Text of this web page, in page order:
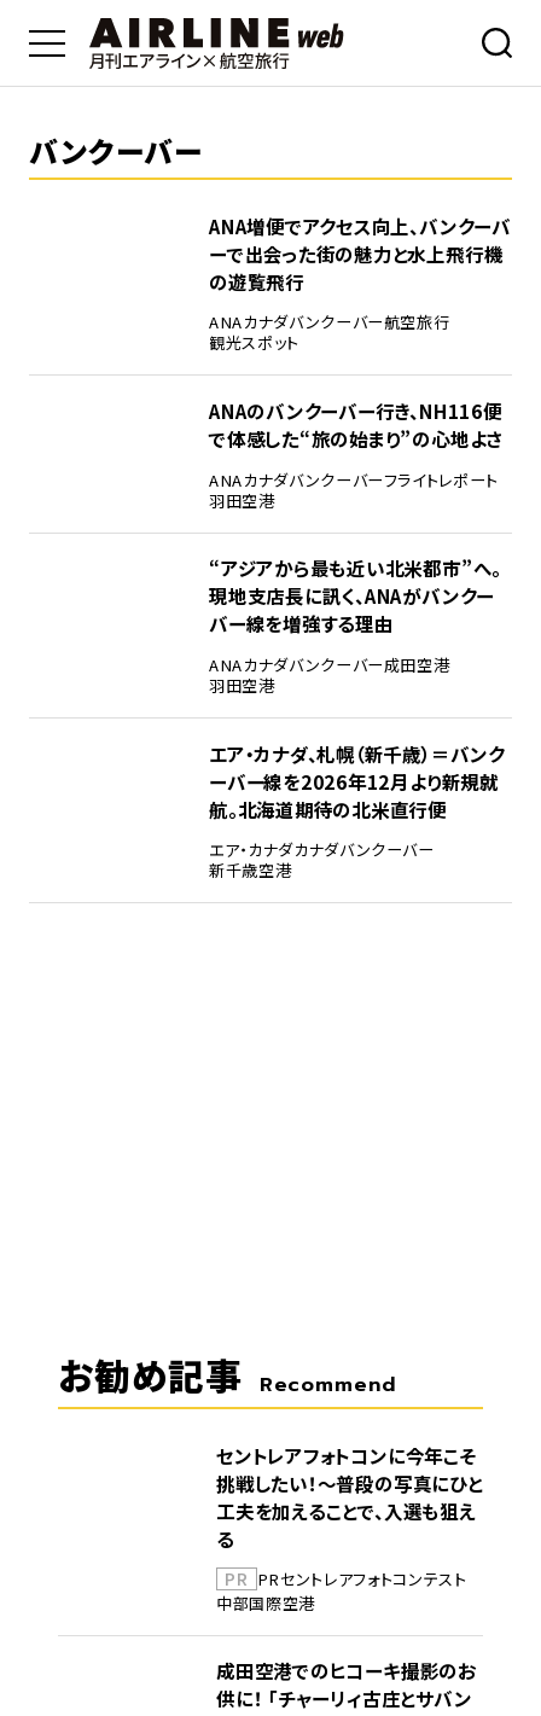
バンクーバー
ANA増便でアクセス向上、バンクーバ
ーで出会った街の魅力と水上飛行機
の遊覧飛行
ANAカナダバンクーバー航空旅行
観光スポット
ANAのバンクーバー行き、NH116便
で体感した“旅の始まり”の心地よさ
ANAカナダバンクーバーフライトレポート
羽田空港
“アジアから最も近い北米都市”へ。
現地支店長に訊く、ANAがバンクー
バー線を増強する理由
ANAカナダバンクーバー成田空港
羽田空港
エア・カナダ、札幌（新千歳）＝バンク
ーバー線を2026年12月より新規就
航。北海道期待の北米直行便
エア・カナダカナダバンクーバー
新千歳空港
お勧め記事 Recommend
セントレアフォトコンに今年こそ
挑戦したい！～普段の写真にひと
工夫を加えることで、入選も狙え
る
PR PRセントレアフォトコンテスト
中部国際空港
成田空港でのヒコーキ撮影のお
供に！ 「チャーリィ古庄とサバン